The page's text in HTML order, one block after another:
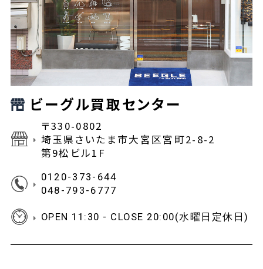
ビーグル買取センター
〒330-0802
埼玉県さいたま市大宮区宮町2-8-2
第9松ビル1F
0120-373-644
048-793-6777
OPEN 11:30 - CLOSE 20:00(水曜日定休日)